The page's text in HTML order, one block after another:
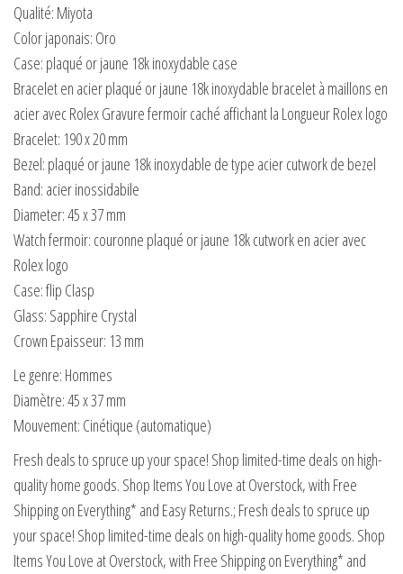
Qualité: Miyota
Color japonais: Oro
Case: plaqué or jaune 18k inoxydable case
Bracelet en acier plaqué or jaune 18k inoxydable bracelet à maillons en
acier avec Rolex Gravure fermoir caché affichant la Longueur Rolex logo
Bracelet: 190 x 20 mm
Bezel: plaqué or jaune 18k inoxydable de type acier cutwork de bezel
Band: acier inossidabile
Diameter: 45 x 37 mm
Watch fermoir: couronne plaqué or jaune 18k cutwork en acier avec
Rolex logo
Case: flip Clasp
Glass: Sapphire Crystal
Crown Epaisseur: 13 mm
Le genre: Hommes
Diamètre: 45 x 37 mm
Mouvement: Cinétique (automatique)
Fresh deals to spruce up your space! Shop limited-time deals on high-
quality home goods. Shop Items You Love at Overstock, with Free
Shipping on Everything* and Easy Returns.; Fresh deals to spruce up
your space! Shop limited-time deals on high-quality home goods. Shop
Items You Love at Overstock, with Free Shipping on Everything* and